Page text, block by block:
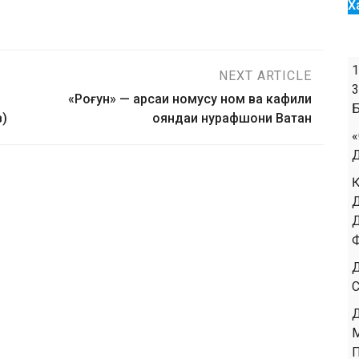
NEXT ARTICLE
«Роғун» — арсаи номусу ном ва кафили
ояндаи нурафшони Ватан